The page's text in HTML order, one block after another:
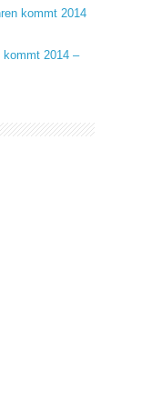
kommt 2014
kommt 2014 –